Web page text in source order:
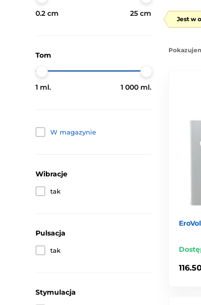
0.2 cm 25 cm
Tom
1 ml. 1 000 ml.
W magazynie
Wibracje
tak
Pulsacja
tak
Stymulacja
Jest w